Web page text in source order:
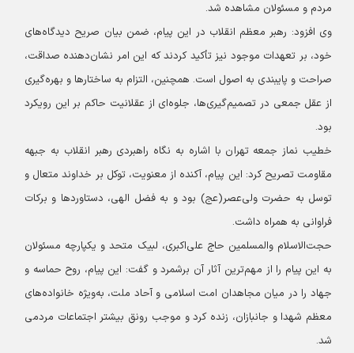
مردم و مسئولان مشاهده شد.
وی افزود: رهبر معظم انقلاب در این پیام، ضمن بیان صریح دیدگاه‌های
خود، بر تعهدات موجود نیز تأکید کردند که این امر نشان‌دهنده صداقت،
صراحت و پایبندی به اصول است. همچنین، التزام به ساختارها و بهره‌گیری
از عقل جمعی در تصمیم‌گیری‌ها، جلوه‌ای از عقلانیت حاکم بر این رویکرد
بود.
خطیب نماز جمعه تهران با اشاره به نگاه راهبردی رهبر انقلاب به جبهه
مقاومت تصریح کرد: این پیام، آکنده از معنویت، توکل بر خداوند متعال و
توسل به حضرت ولی‌عصر(عج) بود و به فضل الهی، دستاوردها و برکات
فراوانی به همراه داشت.
حجت‌الاسلام والمسلمین حاج علی‌اکبری، لبیک متحد و یکپارچه مسئولان
به این پیام را از مهم‌ترین آثار آن برشمرد و گفت: این پیام، روح حماسه و
جهاد را در میان مجاهدان امت اسلامی و آحاد ملت، به‌ویژه خانواده‌های
معظم شهدا و جانبازان، زنده کرد و موجب رونق بیشتر اجتماعات مردمی
شد.